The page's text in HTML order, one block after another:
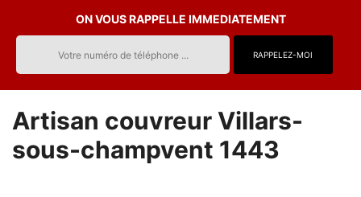
ON VOUS RAPPELLE IMMEDIATEMENT
Artisan couvreur Villars-
sous-champvent 1443